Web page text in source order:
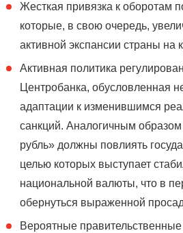
Жесткая привязка к оборотам
которые, в свою очередь,
активной экспансии страны на
Активная политика
Центробанка, обусловленная
адаптации к изменившимся
санкций. Аналогичным
рубль» должны повлиять
целью которых выступает
национальной валюты, что в
обернуться выраженной
Вероятные